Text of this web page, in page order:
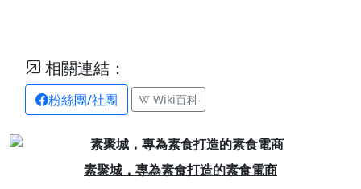
相關連結：
粉絲團/社團 Wiki百科
澄霖沉香邀您一同捐香積功德
Previous